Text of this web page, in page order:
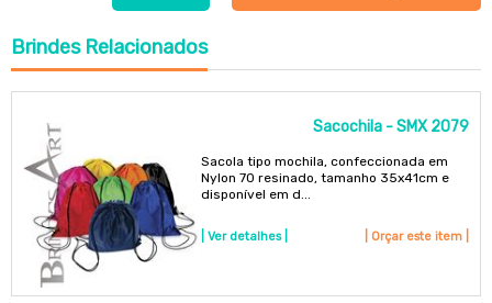
BrindesRelacionados
Sacochila - SMX 2079
Sacola tipo mochila, confeccionada em
Nylon 70 resinado, tamanho 35x41cm e
disponível em d...
| Ver detalhes | | Orçar este item |